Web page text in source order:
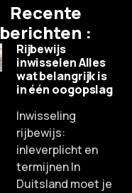
Recente
berichten :
Rijbewijs
inwisselen Alles
wat belangrijk is
in één oogopslag
Inwisseling
rijbewijs:
inleverplicht en
termijnen In
Duitsland moet je